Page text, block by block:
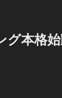
グ本格